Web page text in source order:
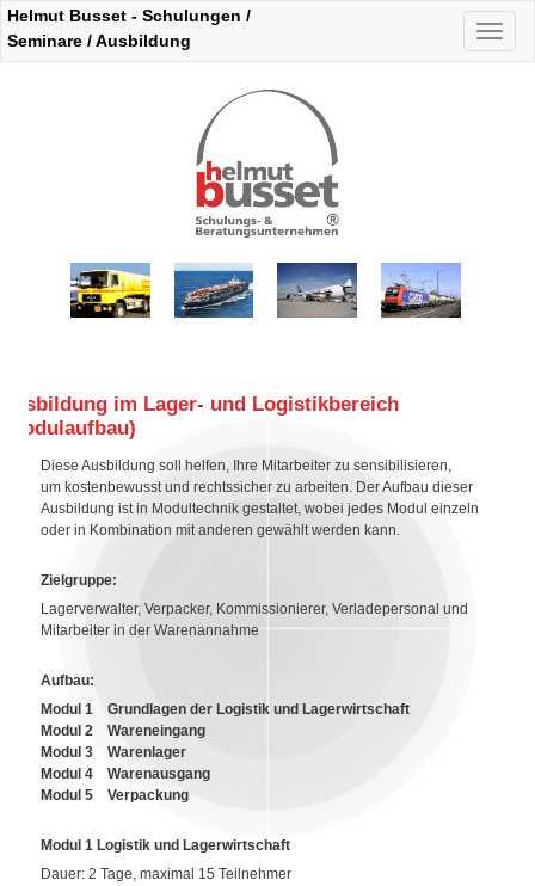
Helmut Busset - Schulungen /
Seminare / Ausbildung
Ausbildung im Lager- und Logistikbereich
(Modulaufbau)
Diese Ausbildung soll helfen, Ihre Mitarbeiter zu sensibilisieren,
um kostenbewusst und rechtssicher zu arbeiten. Der Aufbau dieser
Ausbildung ist in Modultechnik gestaltet, wobei jedes Modul einzeln
oder in Kombination mit anderen gewählt werden kann.
Zielgruppe:
Lagerverwalter, Verpacker, Kommissionierer, Verladepersonal und
Mitarbeiter in der Warenannahme
Aufbau:
Modul 1
Modul 2
Modul 3
Modul 4
Modul 5
Grundlagen der Logistik und Lagerwirtschaft
Wareneingang
Warenlager
Warenausgang
Verpackung
Modul 1 Logistik und Lagerwirtschaft
Dauer: 2 Tage, maximal 15 Teilnehmer